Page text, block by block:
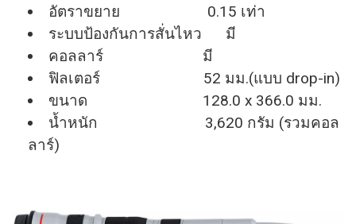
อัตราขยาย 0.15 เท่า
ระบบป้องกันการสั่นไหว มี
คอลลาร์ มี
ฟิลเตอร์ 52 มม.(แบบ drop-in)
ขนาด 128.0 x 366.0 มม.
น้ำหนัก 3,620 กรัม (รวมคอล
ลาร์)